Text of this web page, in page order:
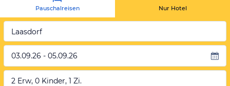
Pauschalreisen Nur Hotel
Laasdorf
03.09.26 - 05.09.26
2 Erw, 0 Kinder, 1 Zi.